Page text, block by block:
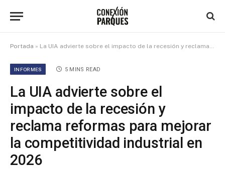
Portada » La UIA advierte sobre el impacto de la recesión y reclama reformas para mejorar la competitividad industrial en 2026
INFORMES 5 MINS READ
La UIA advierte sobre el
impacto de la recesión y
reclama reformas para mejorar
la competitividad industrial en
2026